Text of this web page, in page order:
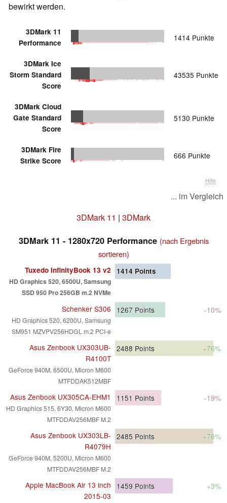
bewirkt werden.
3DMark 11
Performance
1414 Punkte
3DMark Ice
Storm Standard
Score
43535 Punkte
3DMark Cloud
Gate Standard
Score
5130 Punkte
3DMark Fire
Strike Score
666 Punkte
Hilfe
... im Vergleich
3DMark 11 | 3DMark
3DMark 11 - 1280x720 Performance (nach Ergebnis
sortieren)
Tuxedo InfinityBook 13 v2
HD Graphics 520, 6500U, Samsung
SSD 950 Pro 256GB m.2 NVMe
1414 Points
Schenker S306
HD Graphics 520, 6200U, Samsung
SM951 MZVPV256HDGL m.2 PCI-e
1267 Points -10%
Asus Zenbook UX303UB-
R4100T
GeForce 940M, 6500U, Micron M600
MTFDDAK512MBF
2488 Points +76%
Asus Zenbook UX305CA-EHM1
HD Graphics 515, 6Y30, Micron M600
MTFDDAV256MBF M.2
1151 Points -19%
Asus Zenbook UX303LB-
R4079H
GeForce 940M, 5200U, Micron M600
MTFDDAV256MBF M.2
2485 Points +76%
Apple MacBook Air 13 inch
2015-03
1459 Points +3%